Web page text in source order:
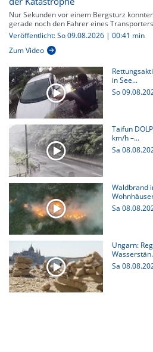
Nur Sekunden vor einem Bergsturz
gerade noch den Fahrer eines
Veröffentlicht: So 09.08.2026 | 00:41 min
Zum Video
in See...
So
Taifun
km/h –...
Sa
Waldbrand
Sa
Ungarn:
Sa